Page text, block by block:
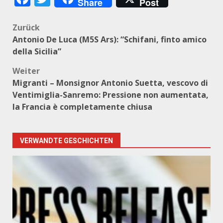
Beitragsnavigation
Zurück
Antonio De Luca (M5S Ars): “Schifani, finto amico
della Sicilia”
Weiter
Migranti – Monsignor Antonio Suetta, vescovo di
Ventimiglia-Sanremo: Pressione non aumentata,
la Francia è completamente chiusa
VERWANDTE GESCHICHTEN